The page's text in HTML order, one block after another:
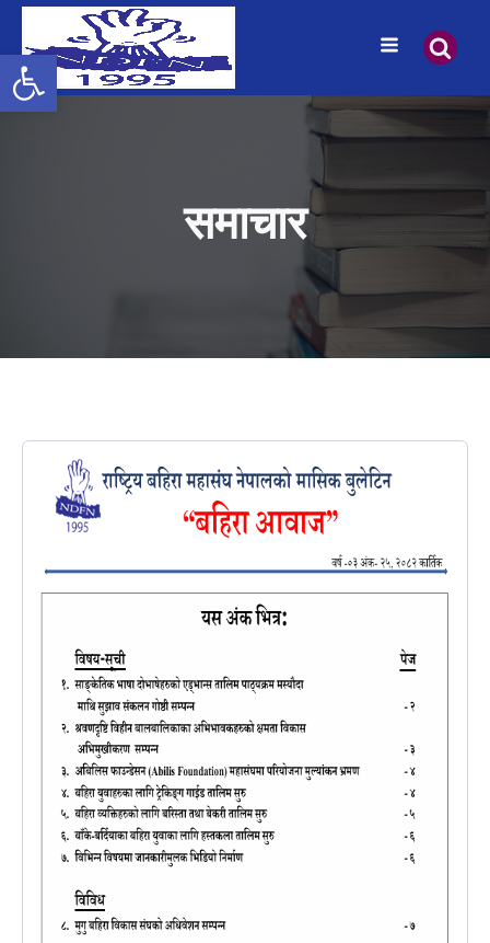
समाचार
उपकरणपट्टी खोल्नुहोस्